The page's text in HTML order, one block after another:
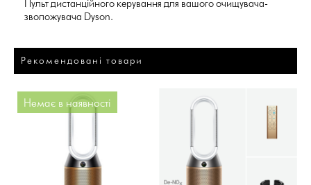
Пульт дистанційного керування для вашого очищувача-
зволожувача Dyson.
Рекомендовані товари
Немає в наявності